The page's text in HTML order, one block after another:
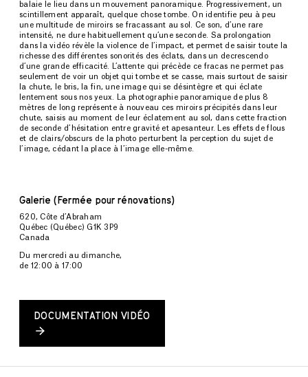
balaie le lieu dans un mouvement panoramique. Progressivement, un
scintillement apparaît, quelque chose tombe. On identifie peu à peu
une multitude de miroirs se fracassant au sol. Ce son, d’une rare
intensité, ne dure habituellement qu’une seconde. Sa prolongation
dans la vidéo révèle la violence de l’impact, et permet de saisir toute la
richesse des différentes sonorités des éclats, dans un decrescendo
d’une grande efficacité. L’attente qui précède ce fracas ne permet pas
seulement de voir un objet qui tombe et se casse, mais surtout de saisir
la chute, le bris, la fin, une image qui se désintègre et qui éclate
lentement sous nos yeux. La photographie panoramique de plus 8
mètres de long représente à nouveau ces miroirs précipités dans leur
chute, saisis au moment de leur éclatement au sol, dans cette fraction
de seconde d’hésitation entre gravité et apesanteur. Les effets de flous
et de clairs/obscurs de la photo perturbent la perception du sujet de
l’image, cédant la place à l’image elle-même.
Galerie (Fermée pour rénovations)
620, Côte d’Abraham
Québec (Québec) G1K 3P9
Canada
Du mercredi au dimanche,
de 12:00 à 17:00
DOCUMENTATION VIDÉO